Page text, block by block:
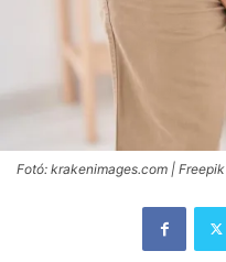
Fotó: krakenimages.com | Freepik